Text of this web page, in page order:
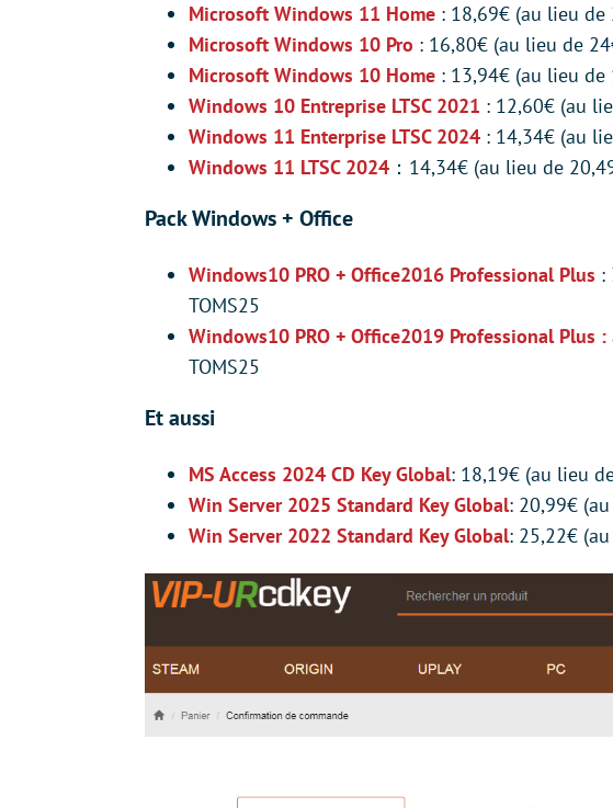
Microsoft Windows 11 Home : 18,69€ (au lieu de
Microsoft Windows 10 Pro : 16,80€ (au lieu de
Microsoft Windows 10 Home : 13,94€ (au lieu de
Windows 10 Entreprise LTSC 2021 : 12,60€ (au
Windows 11 Enterprise LTSC 2024 : 14,34€ (au
Windows 11 LTSC 2024 ：14,34€ (au lieu de
Pack Windows + Office
Windows10 PRO + Office2016 Professional Plus :
TOMS25
Windows10 PRO + Office2019 Professional Plus :
TOMS25
Et aussi
MS Access 2024 CD Key Global: 18,19€ (au lieu
Win Server 2025 Standard Key Global: 20,99€
Win Server 2022 Standard Key Global: 25,22€